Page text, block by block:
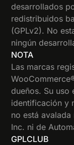
desarrollados
redistribuidos
(GPLv2). No
ningún
NOTA
Las marcas
dueños. Su uso
identificación y
no está
Inc. ni de
GPLCLUB